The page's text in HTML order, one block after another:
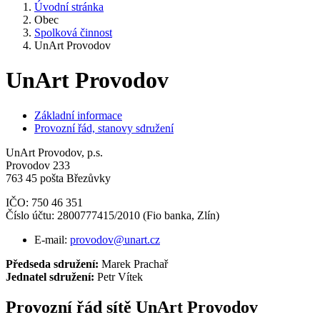
Úvodní stránka
Obec
Spolková činnost
UnArt Provodov
UnArt Provodov
Základní informace
Provozní řád, stanovy sdružení
UnArt Provodov, p.s.
Provodov 233
763 45 pošta Březůvky
IČO: 750 46 351
Číslo účtu: 2800777415/2010 (Fio banka, Zlín)
E-mail: provodov@unart.cz
Předseda sdružení: Marek Prachař
Jednatel sdružení: Petr Vítek
Provozní řád sítě UnArt Provodov